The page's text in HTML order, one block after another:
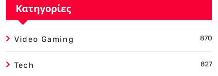
Κατηγορίες
Video Gaming 870
Tech 827